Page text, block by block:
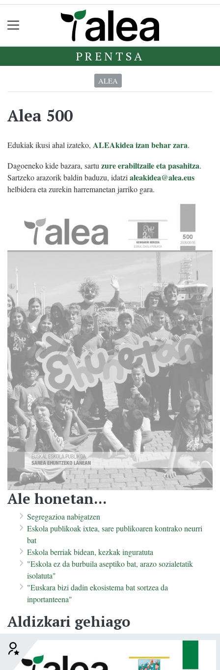
PRENTSA
ALEA
Alea 500
Edukiak ikusi ahal izateko, ALEAkidea izan behar zara.
Dagoeneko kide bazara, sartu zure erabiltzaile eta pasahitza.
Sartzeko arazorik baldin baduzu, idatzi aleakidea@alea.eus
helbidera eta zurekin harremanetan jarriko gara.
Ale honetan...
Segregazioa nabigatzen
Eskola publikoak ixtea, sare publikoaren kontrako neurri
bat
Eskola berriak bidean, kezkak inguratuta
"Eskola ez da burbuila aseptiko bat, arazo sozialetatik
isolatuta"
"Euskara bizi dadin ekosistema bat sortzea da
inportanteena"
Aldizkari gehiago